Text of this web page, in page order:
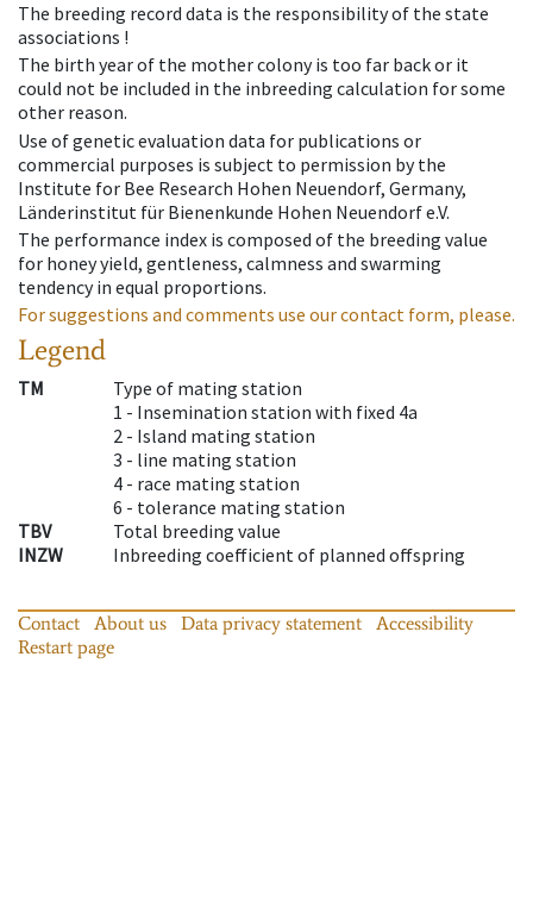
The breeding record data is the responsibility of the state
associations !
The birth year of the mother colony is too far back or it
could not be included in the inbreeding calculation for some
other reason.
Use of genetic evaluation data for publications or
commercial purposes is subject to permission by the
Institute for Bee Research Hohen Neuendorf, Germany,
Länderinstitut für Bienenkunde Hohen Neuendorf e.V.
The performance index is composed of the breeding value
for honey yield, gentleness, calmness and swarming
tendency in equal proportions.
For suggestions and comments use our contact form, please.
Legend
TM
Type of mating station
1 - Insemination station with fixed 4a
2 - Island mating station
3 - line mating station
4 - race mating station
6 - tolerance mating station
TBV
Total breeding value
INZW
Inbreeding coefficient of planned offspring
Contact About us Data privacy statement
Accessibility
Restart page